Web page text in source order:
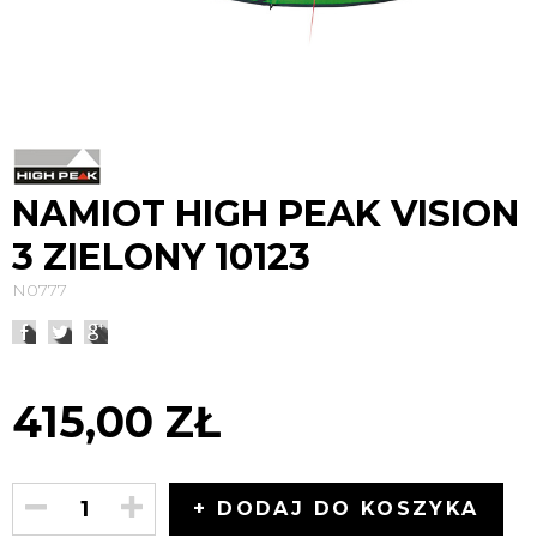
NAMIOT HIGH PEAK VISION
3 ZIELONY 10123
N0777
415,00 ZŁ
+ DODAJ DO KOSZYKA